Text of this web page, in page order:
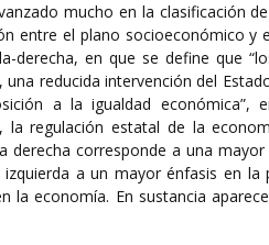
mucho en la clasificación
entre el plano socioeconómico y
derecha, en que se define que
reducida intervención del
a la igualdad económica”,
la regulación estatal de la
derecha corresponde a una
a un mayor énfasis en
la economía. En sustancia